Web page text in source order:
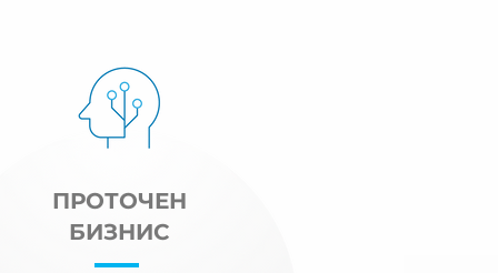
ПРОТОЧЕН
БИЗНИС